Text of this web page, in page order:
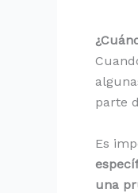
parte
Es
una